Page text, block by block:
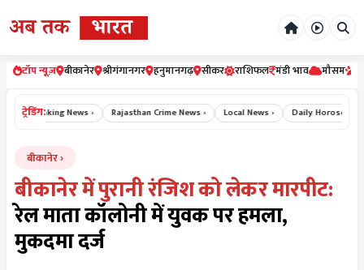
टॉप न्यूज़ बीकानेर श्रीगंगानगर हनुमानगढ़ सीकर राशिफल मंडी भाव मौसम
ट्रेडिंग:
Breaking News › Rajasthan Crime News › Local News › Daily Horoscope
बीकानेर
बीकानेर में पुरानी रंजिश को लेकर मारपीट:
रेल माता कॉलोनी में युवक पर हमला,
मुकदमा दर्ज